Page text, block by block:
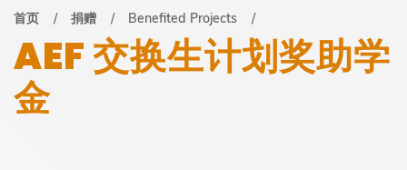
内
LIFE@HKUST
MAP & DIRECTIONS JOBS@HKUST
面
包
屑
首页 捐赠 Benefited Projects
AEF 交换生计划奖助学
金